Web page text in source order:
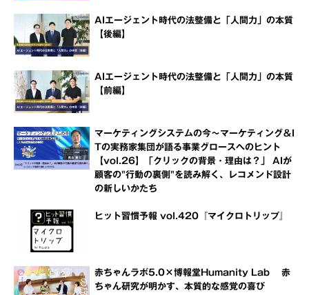
AIエージェント時代の法整備と「人間力」の本質
【後編】
AIエージェント時代の法整備と「人間力」の本質
【前編】
マーケティングシステムの今～マーケティング＆I
Tの実務家集団が語る事業グロースへのヒント
【vol.26】「クリックの背景・理由は？」 AIが
顧客の"行動の裏側"を読み解く、レコメンド設計
の新しいかたち
ヒット習慣予報 vol.420『マイクロトリップ』
赤ちゃんラボ5.0×博報堂Humanity Lab 赤
ちゃん研究が明かす、本質的な感覚の喜び